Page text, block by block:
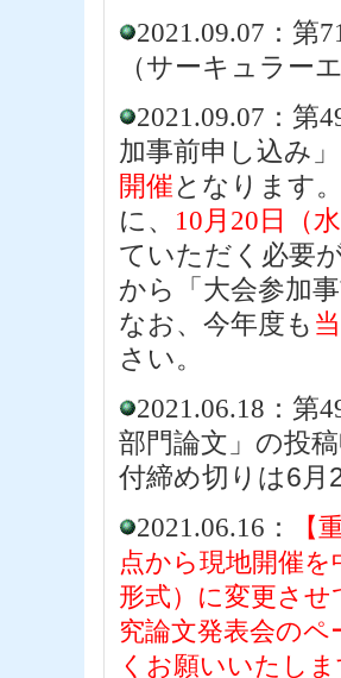
2021.09.07：第
（サーキュラー
2021.09.07：第
加事前申し込み
開催 となります
に、 10月20日（
ていただく必要
から「大会参加
なお、今年度も
さい。
2021.06.18：第
部門論文」の投
付締め切りは6月
2021.06.16：
【
点から現地開催
形式）に変更さ
究論文発表会の
くお願いいたし